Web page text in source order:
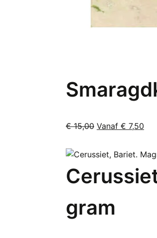
€15,00 Oorspronkelijke
was:
€ 15,00.
Vanaf € 7,50
is:
€
product
meerdere
variaties.
optie
gram